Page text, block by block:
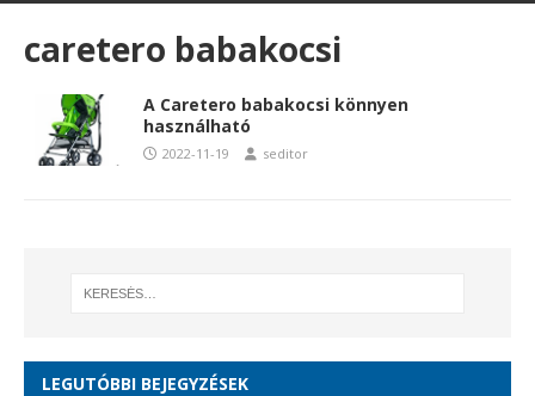
caretero babakocsi
A Caretero babakocsi könnyen
használható
2022-11-19 seditor
LEGUTÓBBI BEJEGYZÉSEK